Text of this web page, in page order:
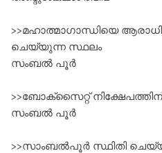
>>മഹാത്മാഗാന്ധിയെ
ചെയ്യുന്ന സ്ഥലം
സംബൽ പൂർ
>>ബോക്സൈറ്റ്
സംബൽ പൂർ
>>സാംബൽപൂർ സ്ഥിതി